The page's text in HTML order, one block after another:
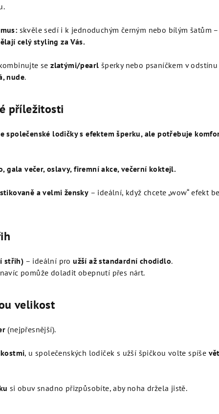
skvěle sedí i k jednoduchým černým nebo bílým šatům
celý styling za Vás.
sezlatými/pearl šperky nebo psaníčkem v odstínu
nude.
příležitosti
společenské lodičky s efektem šperku, ale potřebuje
gala večer, oslavy, firemní akce, večerní koktejl.
a velmi žensky – ideální, když chcete „wow“ efekt
střih) – ideální proužší až standardní chodidlo.
pomůže doladit obepnutí přes nárt.
velikost
(nejpřesnější).
, u společenských lodiček s užší špičkou volte spíše
si obuv snadno přizpůsobíte, aby noha držela jistě.